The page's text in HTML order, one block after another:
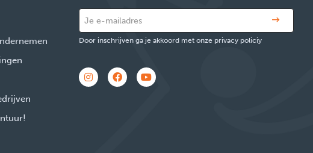
Door inschrijven ga je akkoord met onze privacy policiy